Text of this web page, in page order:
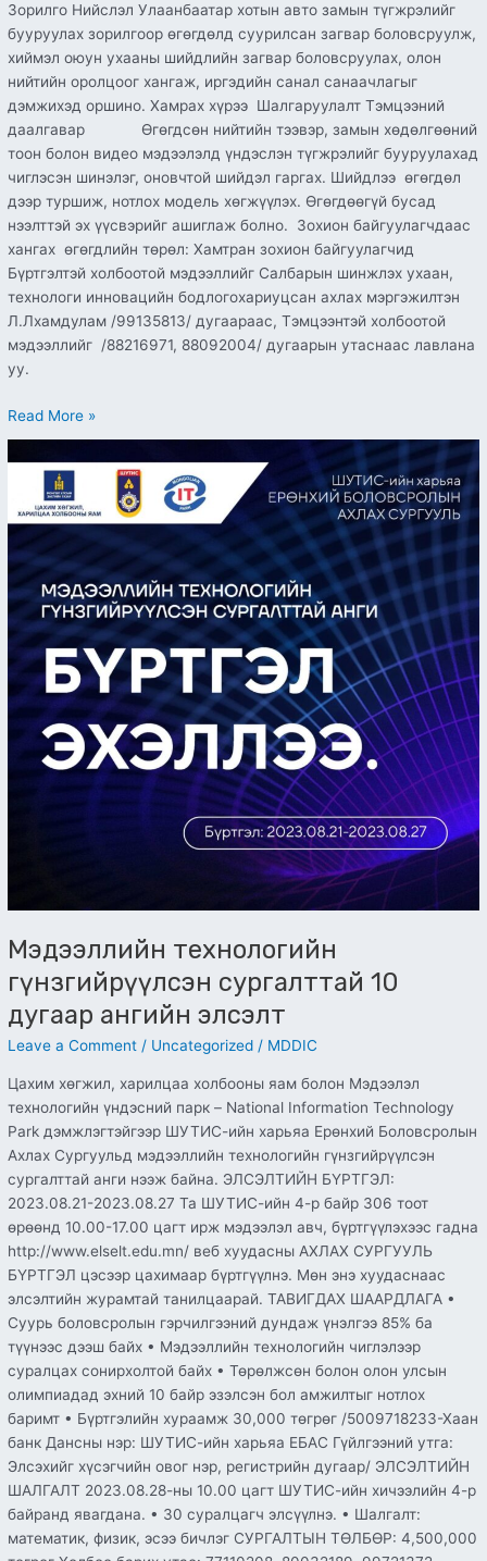
Зорилго Нийслэл Улаанбаатар хотын авто замын түгжрэлийг
бууруулах зорилгоор өгөгдөлд суурилсан загвар боловсруулж,
хиймэл оюун ухааны шийдлийн загвар боловсруулах, олон
нийтийн оролцоог хангаж, иргэдийн санал санаачлагыг
дэмжихэд оршино. Хамрах хүрээ Шалгаруулалт Тэмцээний
даалгавар Өгөгдсөн нийтийн тээвэр, замын хөдөлгөөний
тоон болон видео мэдээлэлд үндэслэн түгжрэлийг бууруулахад
чиглэсэн шинэлэг, оновчтой шийдэл гаргах. Шийдлээ өгөгдөл
дээр туршиж, нотлох модель хөгжүүлэх. Өгөгдөөгүй бусад
нээлттэй эх үүсвэрийг ашиглаж болно. Зохион байгуулагчдаас
хангах өгөгдлийн төрөл: Хамтран зохион байгуулагчид
Бүртгэлтэй холбоотой мэдээллийг Салбарын шинжлэх ухаан,
технологи инновацийн бодлогохариуцсан ахлах мэргэжилтэн
Л.Лхамдулам /99135813/ дугаараас, Тэмцээнтэй холбоотой
мэдээллийг /88216971, 88092004/ дугаарын утаснаас лавлана
уу.
Read More »
Мэдээллийн технологийн
гүнзгийрүүлсэн сургалттай 10
дугаар ангийн элсэлт
Leave a Comment / Uncategorized / MDDIC
Цахим хөгжил, харилцаа холбооны яам болон Мэдээлэл
технологийн үндэсний парк – National Information Technology
Park дэмжлэгтэйгээр ШУТИС-ийн харьяа Ерөнхий Боловсролын
Ахлах Сургуульд мэдээллийн технологийн гүнзгийрүүлсэн
сургалттай анги нээж байна. ЭЛСЭЛТИЙН БҮРТГЭЛ:
2023.08.21-2023.08.27 Та ШУТИС-ийн 4-р байр 306 тоот
өрөөнд 10.00-17.00 цагт ирж мэдээлэл авч, бүртгүүлэхээс гадна
http://www.elselt.edu.mn/ веб хуудасны АХЛАХ СУРГУУЛЬ
БҮРТГЭЛ цэсээр цахимаар бүртгүүлнэ. Мөн энэ хуудаснаас
элсэлтийн журамтай танилцаарай. ТАВИГДАХ ШААРДЛАГА •
Суурь боловсролын гэрчилгээний дундаж үнэлгээ 85% ба
түүнээс дээш байх • Мэдээллийн технологийн чиглэлээр
суралцах сонирхолтой байх • Төрөлжсөн болон олон улсын
олимпиадад эхний 10 байр эзэлсэн бол амжилтыг нотлох
баримт • Бүртгэлийн хураамж 30,000 төгрөг /5009718233-Хаан
банк Дансны нэр: ШУТИС-ийн харьяа ЕБАС Гүйлгээний утга:
Элсэхийг хүсэгчийн овог нэр, регистрийн дугаар/ ЭЛСЭЛТИЙН
ШАЛГАЛТ 2023.08.28-ны 10.00 цагт ШУТИС-ийн хичээлийн 4-р
байранд явагдана. • 30 суралцагч элсүүлнэ. • Шалгалт:
математик, физик, эсээ бичлэг СУРГАЛТЫН ТӨЛБӨР: 4,500,000
технологийн
гүнзгийрүүлсэн
сургалттай
10
дугаар
ангийн
элсэлт